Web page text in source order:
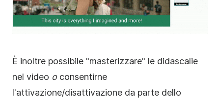
È inoltre possibile "masterizzare" le didascalie
nel video oconsentirne
l'attivazione/disattivazione da parte dello